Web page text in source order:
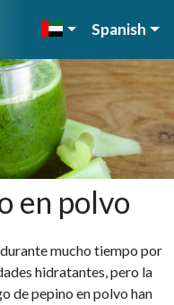
Spanish
en polvo
mucho tiempo por
hidratantes, pero la
de pepino en polvo han